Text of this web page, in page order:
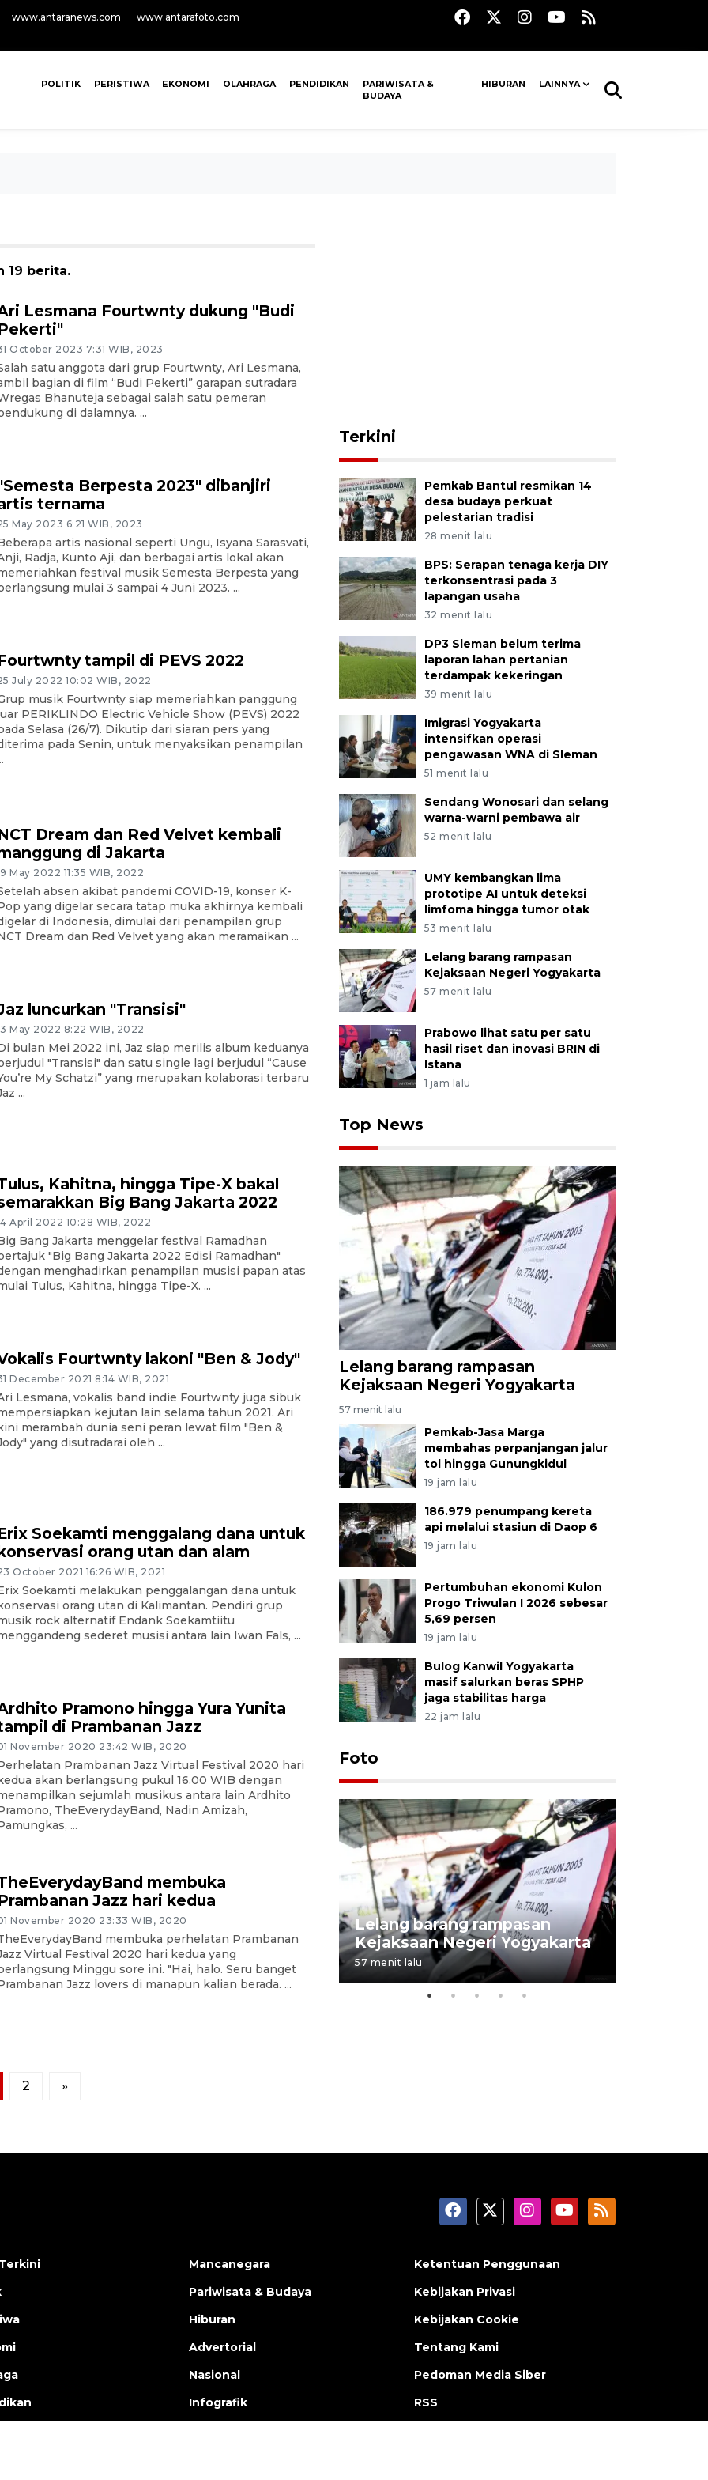
www.antaranews.com www.antarafoto.com
POLITIK PERISTIWA EKONOMI OLAHRAGA PENDIDIKAN
PARIWISATA &
BUDAYA
HIBURAN LAINNYA
19 berita.
Lesmana Fourtwnty dukung "Budi
October 2023 7:31 WIB, 2023
satu anggota dari grup Fourtwnty, Ari Lesmana,
bagian di film “Budi Pekerti” garapan sutradara
Bhanuteja sebagai salah satu pemeran
di dalamnya. ...
Berpesta 2023" dibanjiri
ternama
May 2023 6:21 WIB, 2023
artis nasional seperti Ungu, Isyana Sarasvati,
Radja, Kunto Aji, dan berbagai artis lokal akan
festival musik Semesta Berpesta yang
mulai 3 sampai 4 Juni 2023. ...
tampil di PEVS 2022
July 2022 10:02 WIB, 2022
musik Fourtwnty siap memeriahkan panggung
PERIKLINDO Electric Vehicle Show (PEVS) 2022
Selasa (26/7). Dikutip dari siaran pers yang
pada Senin, untuk menyaksikan penampilan
Dream dan Red Velvet kembali
di Jakarta
May 2022 11:35 WIB, 2022
absen akibat pandemi COVID-19, konser K-
yang digelar secara tatap muka akhirnya kembali
di Indonesia, dimulai dari penampilan grup
Dream dan Red Velvet yang akan meramaikan ...
luncurkan "Transisi"
May 2022 8:22 WIB, 2022
bulan Mei 2022 ini, Jaz siap merilis album keduanya
"Transisi" dan satu single lagi berjudul “Cause
My Schatzi” yang merupakan kolaborasi terbaru
...
Kahitna, hingga Tipe-X bakal
Big Bang Jakarta 2022
April 2022 10:28 WIB, 2022
Bang Jakarta menggelar festival Ramadhan
"Big Bang Jakarta 2022 Edisi Ramadhan"
menghadirkan penampilan musisi papan atas
Tulus, Kahitna, hingga Tipe-X. ...
Fourtwnty lakoni "Ben & Jody"
December 2021 8:14 WIB, 2021
Lesmana, vokalis band indie Fourtwnty juga sibuk
kejutan lain selama tahun 2021. Ari
merambah dunia seni peran lewat film "Ben &
yang disutradarai oleh ...
Soekamti menggalang dana untuk
orang utan dan alam
October 2021 16:26 WIB, 2021
Soekamti melakukan penggalangan dana untuk
orang utan di Kalimantan. Pendiri grup
rock alternatif Endank Soekamtiitu
sederet musisi antara lain Iwan Fals, ...
Pramono hingga Yura Yunita
di Prambanan Jazz
November 2020 23:42 WIB, 2020
Prambanan Jazz Virtual Festival 2020 hari
akan berlangsung pukul 16.00 WIB dengan
sejumlah musikus antara lain Ardhito
TheEverydayBand, Nadin Amizah,
...
membuka
Jazz hari kedua
November 2020 23:33 WIB, 2020
membuka perhelatan Prambanan
Virtual Festival 2020 hari kedua yang
Minggu sore ini. "Hai, halo. Seru banget
Jazz lovers di manapun kalian berada. ...
2 »
Terkini
Pemkab Bantul resmikan 14
desa budaya perkuat
pelestarian tradisi
28 menit lalu
BPS: Serapan tenaga kerja DIY
terkonsentrasi pada 3
lapangan usaha
32 menit lalu
DP3 Sleman belum terima
laporan lahan pertanian
terdampak kekeringan
39 menit lalu
Imigrasi Yogyakarta
intensifkan operasi
pengawasan WNA di Sleman
51 menit lalu
Sendang Wonosari dan selang
warna-warni pembawa air
52 menit lalu
UMY kembangkan lima
prototipe AI untuk deteksi
limfoma hingga tumor otak
53 menit lalu
Lelang barang rampasan
Kejaksaan Negeri Yogyakarta
57 menit lalu
Prabowo lihat satu per satu
hasil riset dan inovasi BRIN di
Istana
1 jam lalu
Top News
Lelang barang rampasan
Kejaksaan Negeri Yogyakarta
57 menit lalu
Pemkab-Jasa Marga
membahas perpanjangan jalur
tol hingga Gunungkidul
19 jam lalu
186.979 penumpang kereta
api melalui stasiun di Daop 6
19 jam lalu
Pertumbuhan ekonomi Kulon
Progo Triwulan I 2026 sebesar
5,69 persen
19 jam lalu
Bulog Kanwil Yogyakarta
masif salurkan beras SPHP
jaga stabilitas harga
22 jam lalu
Foto
Yogyakarta Gamelan Festival
2026
03 August 2026 12:31 WIB
Lelang barang rampasan
Kejaksaan Negeri Yogyakarta
57 menit lalu
Mancanegara
Pariwisata & Budaya
Hiburan
Advertorial
Nasional
Infografik
Ketentuan Penggunaan
Kebijakan Privasi
Kebijakan Cookie
Tentang Kami
Pedoman Media Siber
RSS